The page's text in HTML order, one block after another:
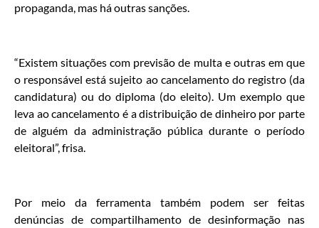
propaganda, mas há outras sanções.
“Existem situações com previsão de multa e outras em que
o responsável está sujeito ao cancelamento do registro (da
candidatura) ou do diploma (do eleito). Um exemplo que
leva ao cancelamento é a distribuição de dinheiro por parte
de alguém da administração pública durante o período
eleitoral”, frisa.
Por meio da ferramenta também podem ser feitas
denúncias de compartilhamento de desinformação nas